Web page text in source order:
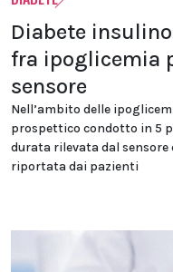
Diabete
fra ipoglicemia
sensore
Nell’ambito delle
prospettico condotto in 5
durata rilevata dal sensore
riportata dai pazienti